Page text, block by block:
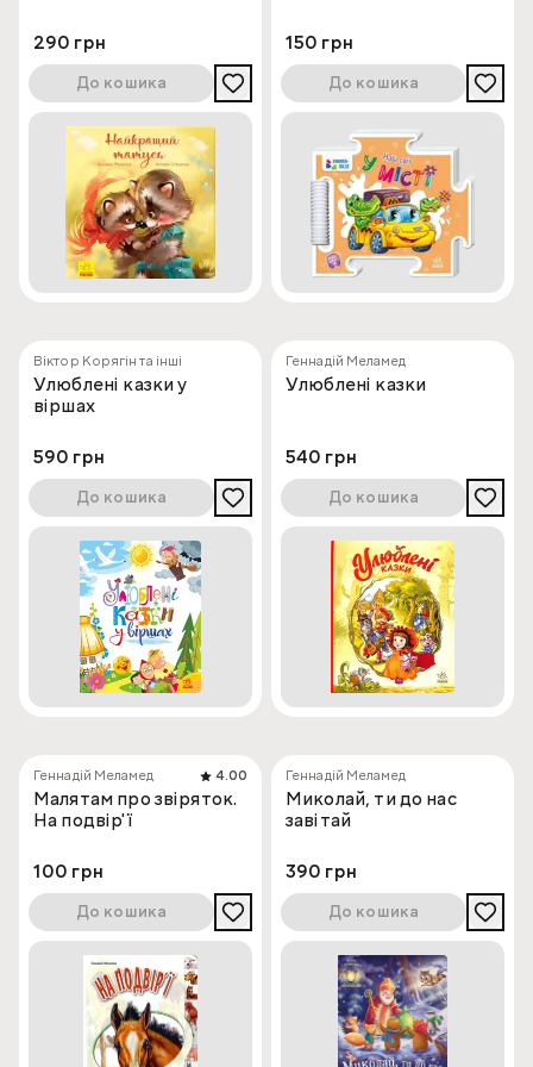
290 грн
До кошика
150 грн
До кошика
Віктор Корягін та інші
Улюблені казки у
віршах
590 грн
До кошика
Геннадій Меламед
Улюблені казки
540 грн
До кошика
Геннадій Меламед 4.00
Малятам про звіряток.
На подвір'ї
100 грн
До кошика
Геннадій Меламед
Миколай, ти до нас
завітай
390 грн
До кошика